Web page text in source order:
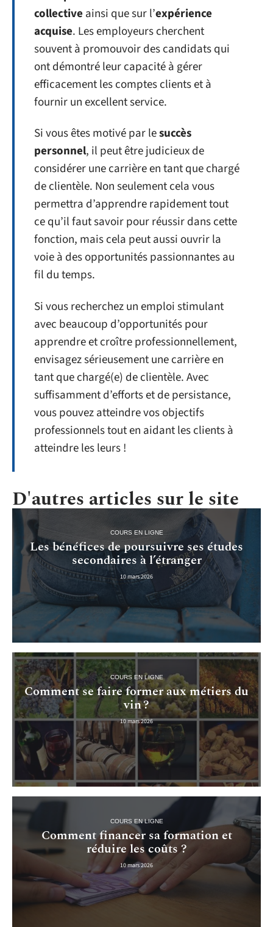
collective ainsi que sur l’expérience
acquise. Les employeurs cherchent
souvent à promouvoir des candidats qui
ont démontré leur capacité à gérer
efficacement les comptes clients et à
fournir un excellent service.
Si vous êtes motivé par lesuccès
personnel, il peut être judicieux de
considérer une carrière en tant que chargé
de clientèle. Non seulement cela vous
permettra d’apprendre rapidement tout
ce qu’il faut savoir pour réussir dans cette
fonction, mais cela peut aussi ouvrir la
voie à des opportunités passionnantes au
fil du temps.
Si vous recherchez un emploi stimulant
avec beaucoup d’opportunités pour
apprendre et croître professionnellement,
envisagez sérieusement une carrière en
tant que chargé(e) de clientèle. Avec
suffisamment d’efforts et de persistance,
vous pouvez atteindre vos objectifs
professionnels tout en aidant les clients à
atteindre les leurs !
D'autres articles sur le site
COURS EN LIGNE
Les bénéfices de poursuivre ses études
secondaires à l’étranger
10 mars 2026
COURS EN LIGNE
Comment se faire former aux métiers du
vin ?
10 mars 2026
COURS EN LIGNE
Comment financer sa formation et
réduire les coûts ?
10 mars 2026